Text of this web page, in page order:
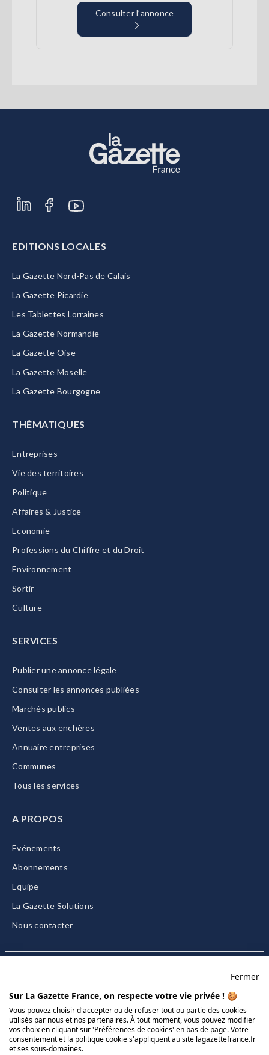
Consulter l’annonce
EDITIONS LOCALES
La Gazette Nord-Pas de Calais
La Gazette Picardie
Les Tablettes Lorraines
La Gazette Normandie
La Gazette Oise
La Gazette Moselle
La Gazette Bourgogne
THÉMATIQUES
Entreprises
Vie des territoires
Politique
Affaires & Justice
Economie
Professions du Chiffre et du Droit
Environnement
Sortir
Culture
SERVICES
Publier une annonce légale
Consulter les annonces publiées
Marchés publics
Ventes aux enchères
Annuaire entreprises
Communes
Tous les services
A PROPOS
Evénements
Abonnements
Equipe
La Gazette Solutions
Nous contacter
CGU/CGV
Données personnelles
Charte sur les cookies
Fermer
Sur La Gazette France, on respecte votre vie privée ! 🍪
Vous pouvez choisir d'accepter ou de refuser tout ou partie des cookies
utilisés par nous et nos partenaires. À tout moment, vous pouvez modifier
vos choix en cliquant sur 'Préférences de cookies' en bas de page. Votre
consentement et la politique cookie s'appliquent au site lagazettefrance.fr
et ses sous-domaines.